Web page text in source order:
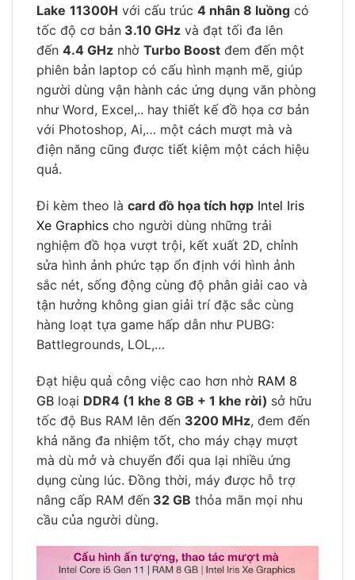
Lake 11300H với cấu trúc 4 nhân 8 luồng có
tốc độ cơ bản 3.10 GHz và đạt tối đa lên
đến 4.4 GHz nhờ Turbo Boost đem đến một
phiên bản laptop có cấu hình mạnh mẽ, giúp
người dùng vận hành các ứng dụng văn phòng
như Word, Excel,.. hay thiết kế đồ họa cơ bản
với Photoshop, Ai,… một cách mượt mà và
điện năng cũng được tiết kiệm một cách hiệu
quả.
Đi kèm theo là card đồ họa tích hợp Intel Iris
Xe Graphics cho người dùng những trải
nghiệm đồ họa vượt trội, kết xuất 2D, chỉnh
sửa hình ảnh phức tạp ổn định với hình ảnh
sắc nét, sống động cùng độ phân giải cao và
tận hưởng không gian giải trí đặc sắc cùng
hàng loạt tựa game hấp dẫn như PUBG:
Battlegrounds, LOL,…
Đạt hiệu quả công việc cao hơn nhờ RAM 8
GB loại DDR4 (1 khe 8 GB + 1 khe rời) sở hữu
tốc độ Bus RAM lên đến 3200 MHz, đem đến
khả năng đa nhiệm tốt, cho máy chạy mượt
mà dù mở và chuyển đổi qua lại nhiều ứng
dụng cùng lúc. Đồng thời, máy được hỗ trợ
nâng cấp RAM đến 32 GB thỏa mãn mọi nhu
cầu của người dùng.